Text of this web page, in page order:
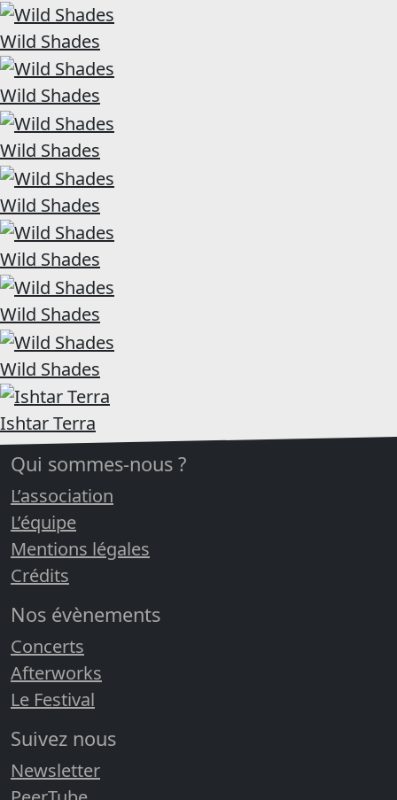
Wild Shades
Wild Shades
Wild Shades
Wild Shades
Wild Shades
Wild Shades
Wild Shades
Ishtar Terra
Qui sommes-nous ?
L’association
L’équipe
Mentions légales
Crédits
Nos évènements
Concerts
Afterworks
Le Festival
Suivez nous
Newsletter